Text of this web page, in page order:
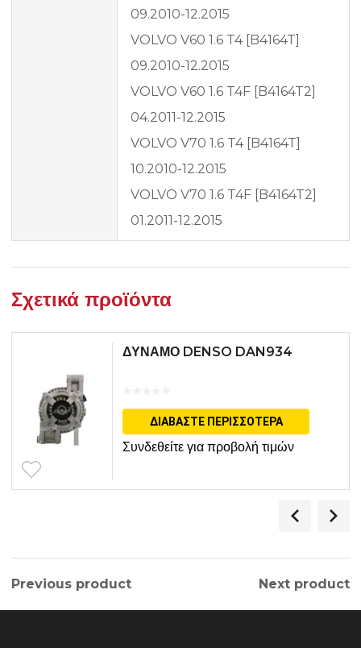
09.2010-12.2015
VOLVO V60 1.6 T4 [B4164T]
09.2010-12.2015
VOLVO V60 1.6 T4F [B4164T2]
04.2011-12.2015
VOLVO V70 1.6 T4 [B4164T]
10.2010-12.2015
VOLVO V70 1.6 T4F [B4164T2]
01.2011-12.2015
Σχετικά προϊόντα
ΔΥΝΑΜΟ DENSO DAN934
ΔΙΑΒΆΣΤΕ ΠΕΡΙΣΣΌΤΕΡΑ
Συνδεθείτε για προβολή τιμών
Previous product Next product